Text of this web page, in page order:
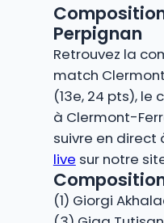
Perpignan
Retrouvez la
match
(13e, 24 pts), le
à Clermont-
suivre en direct
live sur notre
(1) Giorgi